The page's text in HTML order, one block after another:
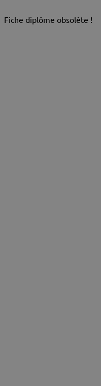
Fiche diplôme obsolète !